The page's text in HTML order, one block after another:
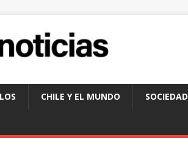
CHILE Y EL MUNDO SOCIEDAD